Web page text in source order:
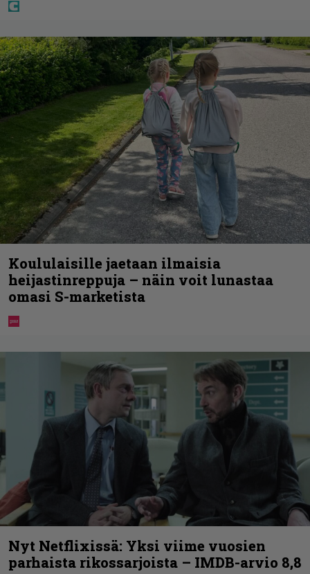
Koululaisille jaetaan ilmaisia
heijastinreppuja – näin voit lunastaa
omasi S-marketista
Nyt Netflixissä: Yksi viime vuosien
parhaista rikossarjoista – IMDB-arvio 8,8